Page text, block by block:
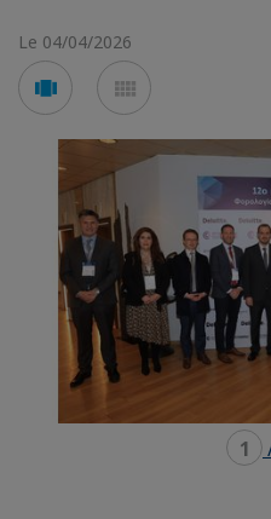
Le 04/04/2026
Voir
en
carousel
en
mosaïque
1